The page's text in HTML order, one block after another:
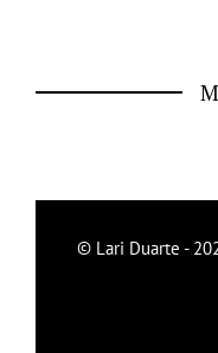
© Lari Duarte -